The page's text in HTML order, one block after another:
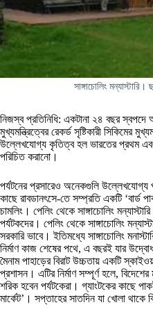
সাঙ্গাচোলিং
নিজস্ব প্রতিনিধি: একটানা ২৪ বছর স্বপদে
মুখ্যমন্ত্রিত্বের রেকর্ড সৃষ্টিকারী সিকিমের
উল্লেখযোগ্য কৃতিত্ব হল ভারতের প্রথম এবং
পরিচিত করানো।
পর্যটনের প্রসারেও অনেকগুলি উল্লেখযোগ্য
কাছে রাবডানৎসে-তে সম্প্রতি একটি ‘বার্ড
চামলিং। পেলিং থেকে সাঙ্গাচোলিং
পর্যটকদের। পেলিং থেকে সাঙ্গাচোলিং
সরকারি ভাবে। ইতিমধ্যে সাঙ্গাচোলিং
নির্মাণ কাজ শেষের পথে, এ বছরই যার
মৈনাম পাহাড়ের বিরাট উচ্চতায় একটি
প্রশাসন। এটির নির্মাণ সম্পূর্ণ হলে,
শরিক হবেন পর্যটকেরা। গ্যাংটকের কাছে
মার্কেট’। সপ্তাহের সাতদিন যা খোলা থাকে